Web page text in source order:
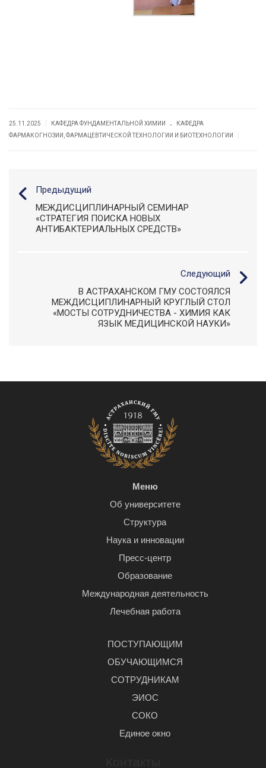
25.11.2025 КАФЕДРА ФУНДАМЕНТАЛЬНОЙ ХИМИИ .
КАФЕДРА
ФАРМАКОГНОЗИИ, ФАРМАЦЕВТИЧЕСКОЙ ТЕХНОЛОГИИ И БИОТЕХНОЛОГИИ
Предыдущий
МЕЖДИСЦИПЛИНАРНЫЙ СЕМИНАР
«СТРАТЕГИЯ ПОИСКА НОВЫХ
АНТИБАКТЕРИАЛЬНЫХ СРЕДСТВ»
Следующий
В АСТРАХАНСКОМ ГМУ СОСТОЯЛСЯ
МЕЖДИСЦИПЛИНАРНЫЙ КРУГЛЫЙ СТОЛ
«МОСТЫ СОТРУДНИЧЕСТВА - ХИМИЯ КАК
ЯЗЫК МЕДИЦИНСКОЙ НАУКИ»
Меню
Об университете
Структура
Наука и инновации
Пресс-центр
Образование
Международная деятельность
Лечебная работа
ПОСТУПАЮЩИМ
ОБУЧАЮЩИМСЯ
СОТРУДНИКАМ
ЭИОС
СОКО
Единое окно